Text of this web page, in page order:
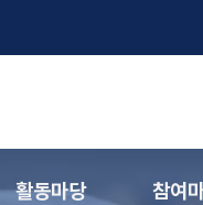
활동마당 참여